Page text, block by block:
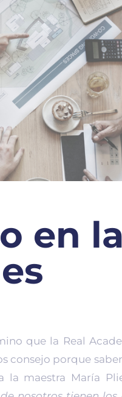
en
que la Real
consejo porque
maestra María